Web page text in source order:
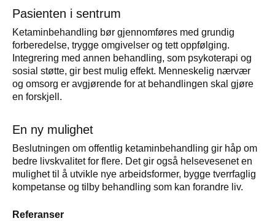
Pasienten i sentrum
Ketaminbehandling bør gjennomføres med grundig
forberedelse, trygge omgivelser og tett oppfølging.
Integrering med annen behandling, som psykoterapi og
sosial støtte, gir best mulig effekt. Menneskelig nærvær
og omsorg er avgjørende for at behandlingen skal gjøre
en forskjell.
En ny mulighet
Beslutningen om offentlig ketaminbehandling gir håp om
bedre livskvalitet for flere. Det gir også helsevesenet en
mulighet til å utvikle nye arbeidsformer, bygge tverrfaglig
kompetanse og tilby behandling som kan forandre liv.
Referanser